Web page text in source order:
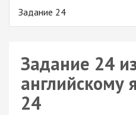
Задание 24
Задание 24
английскому
24